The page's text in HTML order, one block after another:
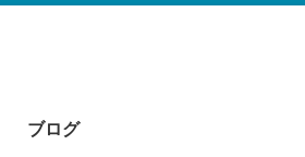
ブログ